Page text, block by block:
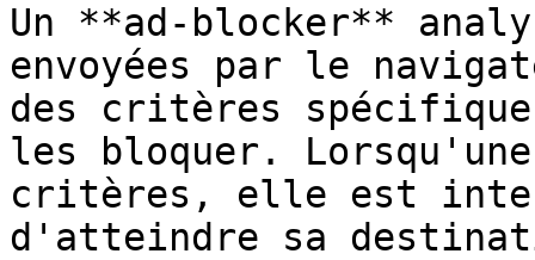
Un **ad-blocker**
envoyées par le
des critères
les bloquer.
critères, elle est
d'atteindre sa